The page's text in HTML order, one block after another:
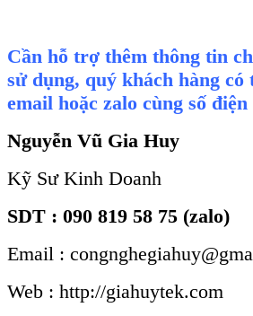
Cần hỗ trợ thêm thông tin
sử dụng, quý khách hàng có
email hoặc zalo cùng số
Nguyễn Vũ Gia Huy
Kỹ Sư Kinh Doanh
SDT : 090 819 58 75 (zalo)
Email :
Web : http://giahuytek.com